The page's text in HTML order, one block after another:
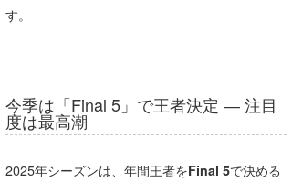
す。
今季は「Final 5」で王者決定 ― 注目
度は最高潮
2025年シーズンは、年間王者をFinal 5で決める
三輪予報士
小川予報士
上田純子